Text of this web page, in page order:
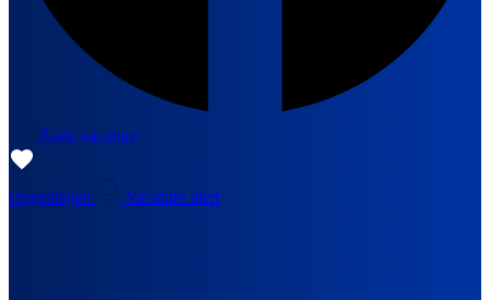
Zoek vacature
Opgeslagen Vacature alert